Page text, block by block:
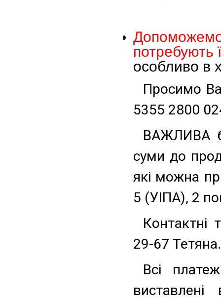
потребують
особливо в
Просимо
5355 2800
ВАЖЛИВА
суми до
які можна
5 (УІПА), 2
Контактні
29-67 Тетяна.
Всі